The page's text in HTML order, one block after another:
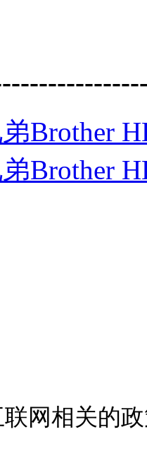
弟Brother
弟Brother
网相关的